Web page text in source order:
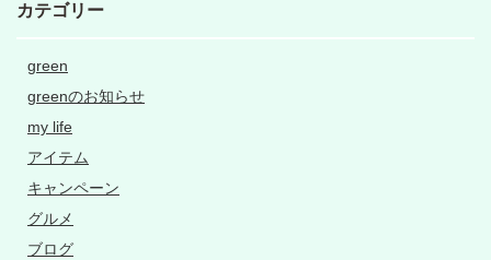
カテゴリー
green
greenのお知らせ
my life
アイテム
キャンペーン
グルメ
ブログ